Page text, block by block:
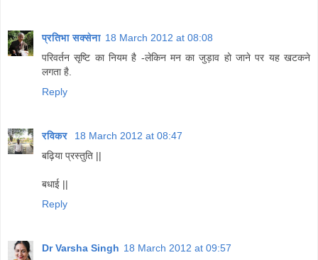
प्रतिभा सक्सेना 18 March 2012 at 08:08
परिवर्तन सृष्टि का नियम है -लेकिन मन का जुड़ाव हो जाने पर यह खटकने
लगता है.
Reply
रविकर
18 March 2012 at 08:47
बढ़िया प्रस्तुति ||
बधाई ||
Reply
Dr Varsha Singh 18 March 2012 at 09:57